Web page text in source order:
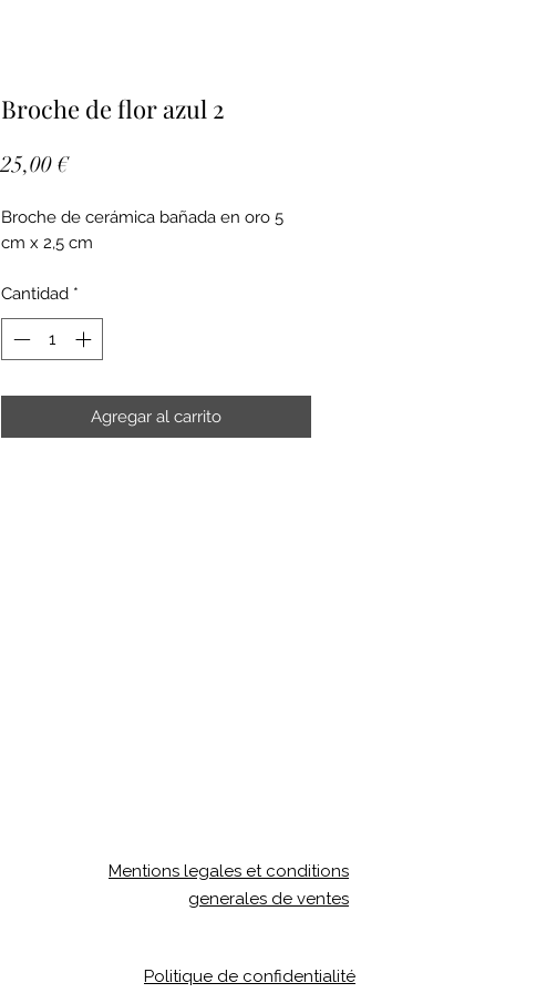
Broche de flor azul 2
25,00 €Precio
Broche de cerámica bañada en oro 5
cm x 2,5 cm
Cantidad *
Agregar al carrito
Mentions legales et conditions
generales de ventes
Politique de confidentialité